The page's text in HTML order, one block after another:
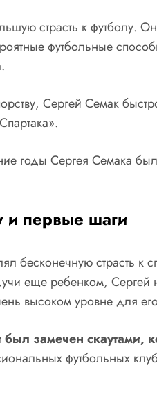
страсть к футболу.
футбольные
Сергей Семак
годы Сергея Семака
и первые шаги
бесконечную страсть
еще ребенком, Сергей
высоком уровне для
замечен скаутами,
футбольных